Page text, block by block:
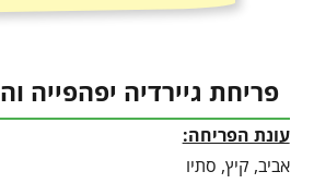
פריחת גיירדיה יפהפייה
עונת הפריחה:
אביב, קיץ, סתיו